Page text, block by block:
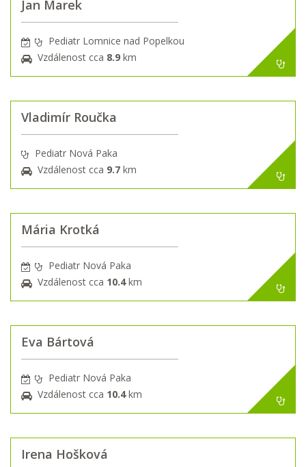
Jan Marek
Pediatr Lomnice nad Popelkou
Vzdálenost cca 8.9 km
Vladimír Roučka
Pediatr Nová Paka
Vzdálenost cca 9.7 km
Mária Krotká
Pediatr Nová Paka
Vzdálenost cca 10.4km
Eva Bártová
Pediatr Nová Paka
Vzdálenost cca 10.4km
Irena Hošková